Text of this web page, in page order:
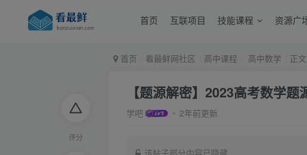
首页 互联项目 技能课程 资源广
评分
首页 看最鲜网社区 高中课程 高中数学 正文
【题源解密】2023高考数学
学吧 2年前更新
该帖子部分内容已隐藏